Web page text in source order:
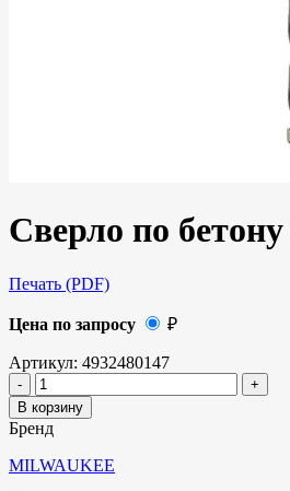
Сверло по
Печать (PDF)
Цена по запросу ₽
Артикул: 4932480147
В корзину
Бренд
MILWAUKEE